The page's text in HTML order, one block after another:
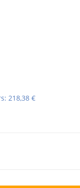
: 218,38 €